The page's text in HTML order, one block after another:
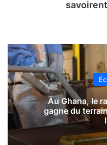
Au Ghana, le
gagne du